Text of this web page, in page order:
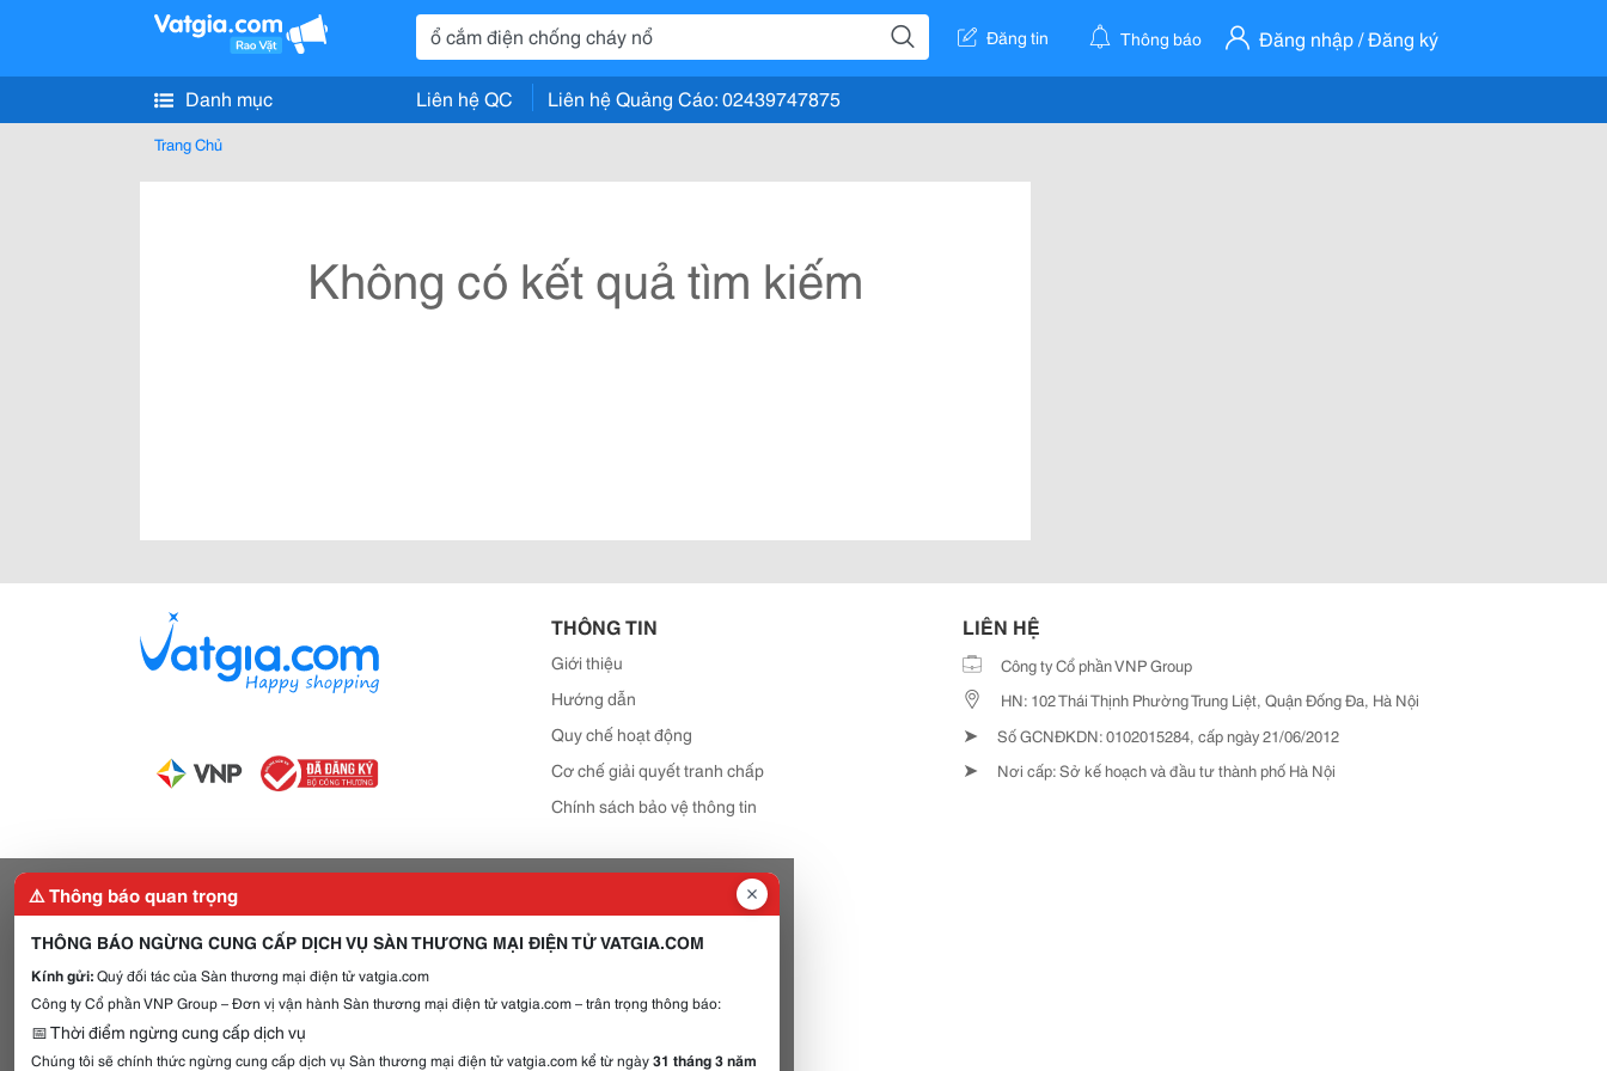
Đăng tin Thông báo Đăng nhập / Đăng ký
Danh mục Liên hệ QC Liên hệ Quảng Cáo: 02439747875
Trang Chủ
Không có kết quả tìm kiếm
THÔNG TIN
Giới thiệu
Hướng dẫn
Quy chế hoạt động
Cơ chế giải quyết tranh chấp
Chính sách bảo vệ thông tin
LIÊN HỆ
Công ty Cổ phần VNP Group
HN: 102 Thái Thịnh Phường Trung Liệt, Quận Đống Đa, Hà Nội
➤ Số GCNĐKDN: 0102015284, cấp ngày 21/06/2012
➤ Nơi cấp: Sở kế hoạch và đầu tư thành phố Hà Nội
⚠️ Thông báo quan trọng
THÔNG BÁO NGỪNG CUNG CẤP DỊCH VỤ SÀN THƯƠNG MẠI ĐIỆN TỬ VATGIA.COM
Kính gửi:Quý đối tác của Sàn thương mại điện tử vatgia.com
Công ty Cổ phần VNP Group – Đơn vị vận hành Sàn thương mại điện tử vatgia.com – trân trọng thông báo:
📅 Thời điểm ngừng cung cấp dịch vụ
Chúng tôi sẽ chính thức ngừng cung cấp dịch vụ Sàn thương mại điện tử vatgia.com kể từ ngày31 tháng 3 năm